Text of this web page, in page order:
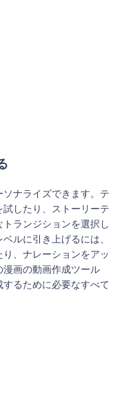
ナライズできます。テ
したり、ストーリーテ
ランジションを選択し
ルに引き上げるには、
、ナレーションをアッ
画の動画作成ツール
るために必要なすべて